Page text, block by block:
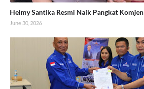
Helmy Santika Resmi Naik Pangkat Komjen
June 30, 2026